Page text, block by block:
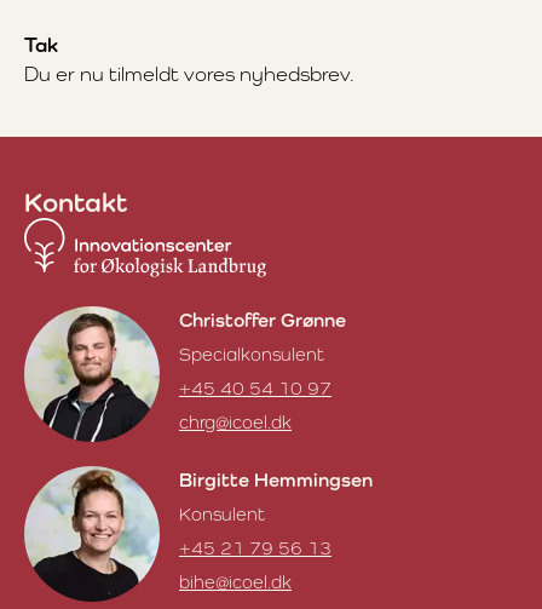
Tak
Du er nu tilmeldt vores nyhedsbrev.
Kontakt
Christoffer Grønne
Specialkonsulent
+45 40 54 10 97
chrg@icoel.dk
Birgitte Hemmingsen
Konsulent
+45 21 79 56 13
bihe@icoel.dk